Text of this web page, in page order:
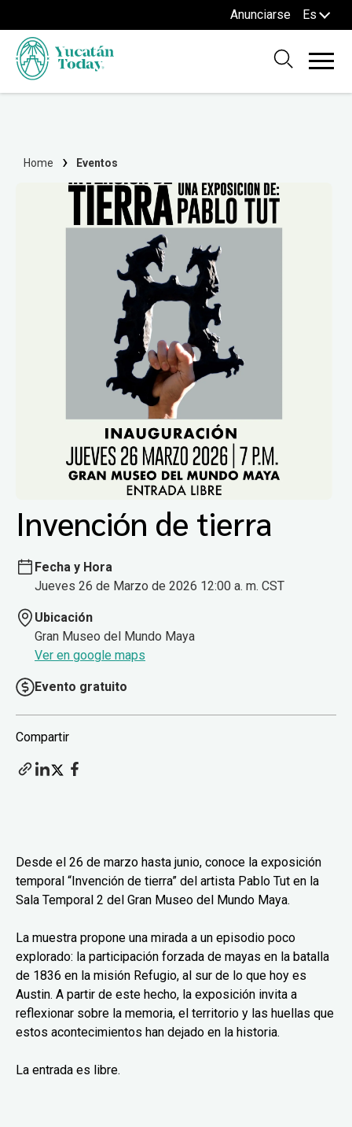
Anunciarse Es
Home Eventos
Invención de tierra
Fecha y Hora
Jueves 26 de Marzo de 2026 12:00 a. m. CST
Ubicación
Gran Museo del Mundo Maya
Ver en google maps
Evento gratuito
Compartir
Desde el 26 de marzo hasta junio, conoce la exposición
temporal “Invención de tierra” del artista Pablo Tut en la
Sala Temporal 2 del Gran Museo del Mundo Maya.
La muestra propone una mirada a un episodio poco
explorado: la participación forzada de mayas en la batalla
de 1836 en la misión Refugio, al sur de lo que hoy es
Austin. A partir de este hecho, la exposición invita a
reflexionar sobre la memoria, el territorio y las huellas que
estos acontecimientos han dejado en la historia.
La entrada es libre.